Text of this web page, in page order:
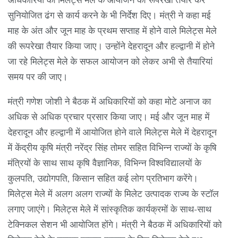
सुनियोजित ढंग से कार्य करने के भी निर्देश दिए। मंत्री ने कहा मई
माह के अंत और जून माह के प्रथम सप्ताह में होने वाले मिलेट्स मेले
की रूपरेखा तैयार किया जाए। उन्होंने देहरादून और हल्द्वानी में होने
जा रहे मिलेट्स मेले के सफल आयोजन को लेकर अभी से तैयारियां
समय पर की जाए।
मंत्री गणेश जोशी ने बैठक में अधिकारियों को कहा मोटे अनाज का
अधिक से अधिक प्रचार प्रसार किया जाए। मई और जून माह में
देहरादून और हल्द्वानी में आयोजित होने वाले मिलेट्स मेले में देहरादून
में केंद्रीय कृषि मंत्री नरेंद्र सिंह तोमर सहित विभिन्न राज्यों के कृषि
मंत्रियों के साथ साथ कृषि वैज्ञानिक, विभिन्न विश्वविद्यालयों के
कुलपति, उद्योगपति, किसान सहित कई लोग प्रतिभाग करेंगे।
मिलेट्स मेले में अलग अलग राज्यों के मिलेट उत्पादक राज्य के स्टॉल
लगाए जाएंगे। मिलेट्स मेले में सांस्कृतिक कार्यक्रमों के साथ-साथ
टेक्निकल सेशन भी आयोजित होंगे। मंत्री ने बैठक में अधिकारियों को